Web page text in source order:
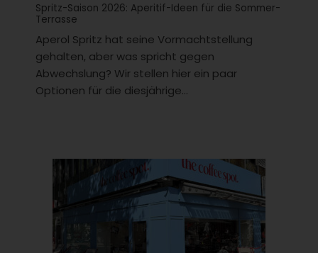
Spritz-Saison 2026: Aperitif-Ideen für die Sommer-
Terrasse
Aperol Spritz hat seine Vormachtstellung
gehalten, aber was spricht gegen
Abwechslung? Wir stellen hier ein paar
Optionen für die diesjährige...